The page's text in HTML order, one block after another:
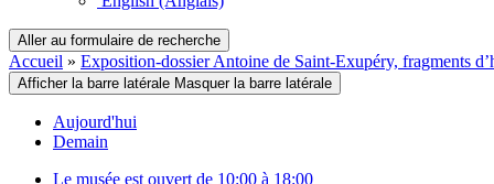
Aller au formulaire de recherche
Accueil » Exposition-dossier Antoine de Saint-Exupéry, fragments
Afficher la barre latérale Masquer la barre latérale
Aujourd'hui
Demain
Le musée est ouvert de 10:00 à 18:00